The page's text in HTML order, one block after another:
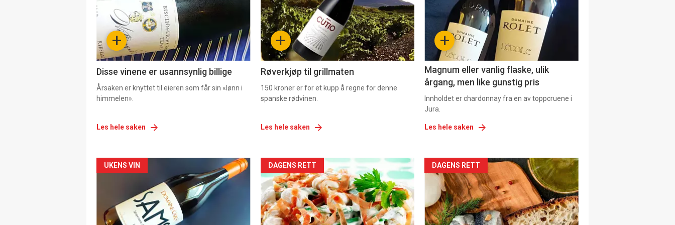
+
Disse vinene er usannsynlig billige
Årsaken er knyttet til eieren som får sin «lønn i
himmelen».
Les hele saken
nå
-
2 +
Røverkjøp til grillmaten
150 kroner er for et kupp å regne for denne
spanske rødvinen.
Les hele saken
nå
+
Magnum eller vanlig flaske, ulik
årgang, men like gunstig pris
Innholdet er chardonnay fra en av toppcruene i
Jura.
Les hele saken
Forsiden
akkurat
nå
UKENS VIN
Forsiden
akkurat
nå
DAGENS RETT
Forsiden
akkurat
nå
DAGENS RETT